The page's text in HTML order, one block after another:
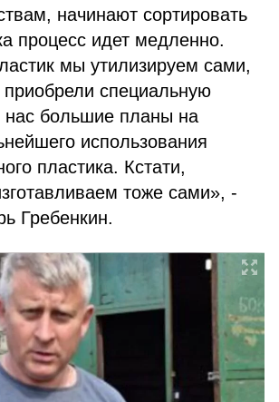
начинают сортировать
процесс идет медленно.
мы утилизируем сами,
специальную
нас большие планы на
использования
пластика. Кстати,
тоже сами», -
Гребенкин.